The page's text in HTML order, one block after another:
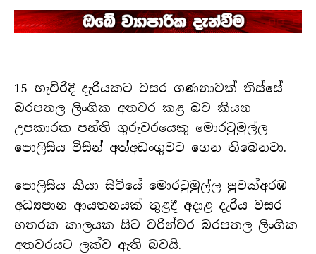
15 හැවිරිදි දැරියකට වසර ගණනාවක් තිස්සේ
බරපතල ලිංගික අතවර කළ බව කියන
උපකාරක පන්ති ගුරුවරයෙකු මොරටුමුල්ල
පොලිසිය විසින් අත්අඩංගුවට ගෙන තිබෙනවා.
පොලිසිය කියා සිටියේ මොරටුමුල්ල පුවක්අරඹ
අධ්‍යපාන ආයතනයක් තුළදී අදාළ දැරිය වසර
හතරක කාලයක සිට වරින්වර බරපතල ලිංගික
අතවරයට ලක්ව ඇති බවයි.